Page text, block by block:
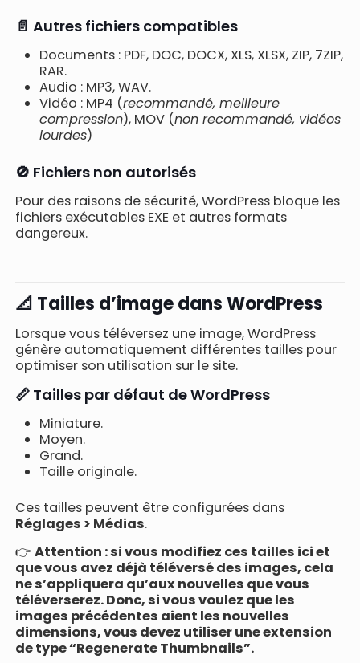
📄 Autres fichiers compatibles
Documents : PDF, DOC, DOCX, XLS, XLSX, ZIP, 7ZIP,
RAR.
Audio : MP3, WAV.
Vidéo : MP4 (recommandé, meilleure
compression), MOV (non recommandé, vidéos
lourdes)
🚫 Fichiers non autorisés
Pour des raisons de sécurité, WordPress bloque les
fichiers exécutables EXE et autres formats
dangereux.
📐 Tailles d’image dans WordPress
Lorsque vous téléversez une image, WordPress
génère automatiquement différentes tailles pour
optimiser son utilisation sur le site.
📏 Tailles par défaut de WordPress
Miniature.
Moyen.
Grand.
Taille originale.
Ces tailles peuvent être configurées dans
Réglages > Médias.
👉Attention : si vous modifiez ces tailles ici et
que vous avez déjà téléversé des images, cela
ne s’appliquera qu’aux nouvelles que vous
téléverserez. Donc, si vous voulez que les
images précédentes aient les nouvelles
dimensions, vous devez utiliser une extension
de type “Regenerate Thumbnails”.